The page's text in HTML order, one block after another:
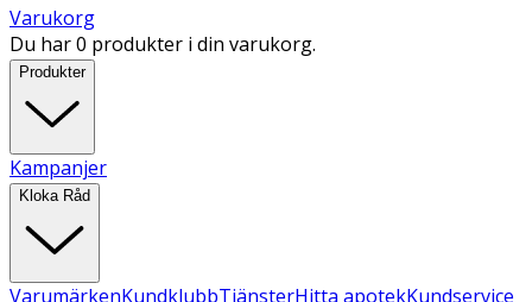
Varukorg
Du har 0 produkter i din varukorg.
Produkter
Kampanjer
Kloka Råd
VarumärkenKundklubbTjänsterHitta apotekKundservice